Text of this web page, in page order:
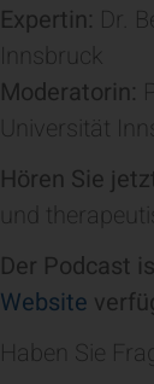
Expertin: Dr.
Innsbruck
Moderatorin:
Universität
Hören Sie
und
Der Podcast
Website
Haben Sie